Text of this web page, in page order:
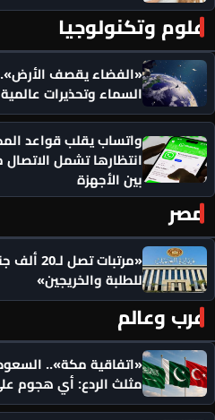
علوم وتكنولوجيا
«الفضاء يقصف
السماء وتحذيرات
انتظارها تشمل
بين الأجهزة
مصر
للطلبة والخريجين»
عرب وعالم
«اتفاقية مكة»..
مثلث الردع: أي هجوم